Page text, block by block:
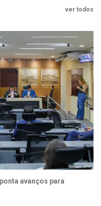
ver todos
avanços para